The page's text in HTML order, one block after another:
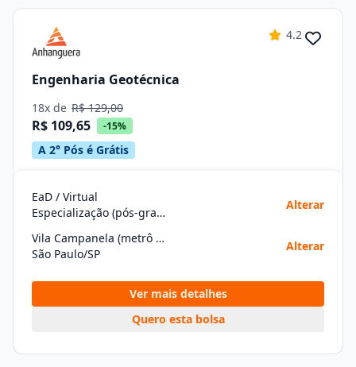
4.2
Engenharia Geotécnica
18x de R$ 129,00
R$ 109,65 -15%
A 2° Pós é Grátis
EaD / Virtual
Especialização (pós-graduação)
Alterar
Vila Campanela (metrô Itaquera)
São Paulo/SP
Alterar
Ver mais detalhes
Quero esta bolsa